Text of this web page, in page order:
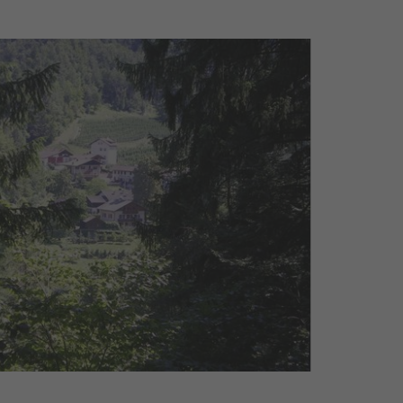
di Aldino, situata a sud
a un'altitudine di 660-760
delimita il Monte Regolo. Olmi